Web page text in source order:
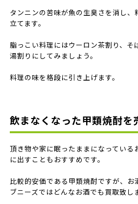
タンニンの苦味が魚の生臭さを消し、
立てます。
脂っこい料理にはウーロン茶割り、そ
湯割りにしてみましょう。
料理の味を格段に引き上げます。
飲まなくなった甲類焼酎を
頂き物や家に眠ったままになっている
に出すこともおすすめです。
比較的安価である甲類焼酎ですが、お
ブニーズではどんなお酒でも買取致し